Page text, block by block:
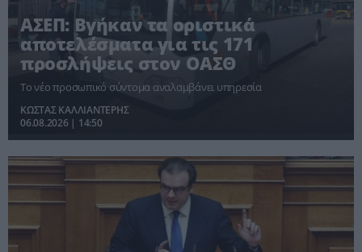
ΑΣΕΠ: Βγήκαν τα οριστικά
αποτελέσματα για τις 171
προσλήψεις στον ΟΑΣΘ
Το νέο προσωπικό σύντομα αναλαμβάνει υπηρεσία
ΚΩΣΤΑΣ ΚΑΛΛΙΑΝΤΕΡΗΣ
06.08.2026 | 14:50